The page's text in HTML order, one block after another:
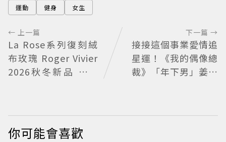
運動 健身 女生
← 上一篇
La Rose系列復刻絨
布玫瑰 Roger Vivier
2026秋冬新品 繁花
下一篇 →
接接這個事業愛情追
星運！《我的偶像總
裁》「年下男」姜勳
你可能會喜歡